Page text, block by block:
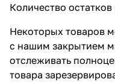
Количество
Некоторых товаров
с нашим закрытием
отслеживать
товара